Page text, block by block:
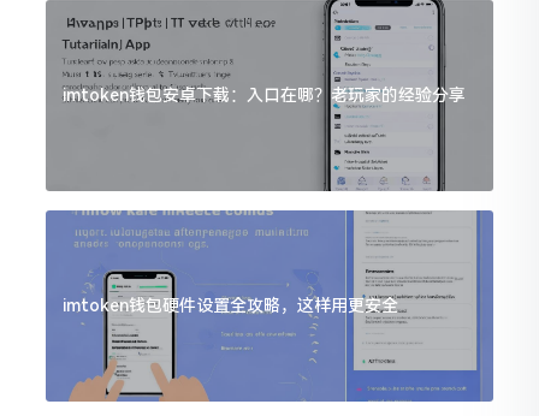
imtoken钱包安卓下载：入口在哪？老玩家的经验分享
imtoken钱包硬件设置全攻略，这样用更安全